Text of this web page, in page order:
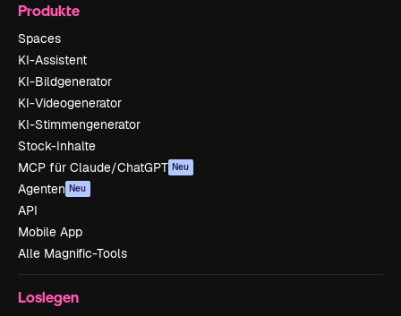
Produkte
Spaces
KI-Assistent
KI-Bildgenerator
KI-Videogenerator
KI-Stimmengenerator
Stock-Inhalte
MCP für Claude/ChatGPT Neu
Agenten Neu
API
Mobile App
Alle Magnific-Tools
Loslegen